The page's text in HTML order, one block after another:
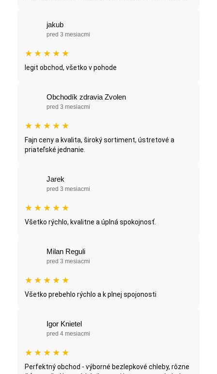
jakub
pred 3 mesiacmi
★ ★ ★ ★ ★
legit obchod, všetko v pohode
Obchodík zdravia Zvolen
pred 3 mesiacmi
★ ★ ★ ★ ★
Fajn ceny a kvalita, široký sortiment, ústretové a
priateľské jednanie.
Jarek
pred 3 mesiacmi
★ ★ ★ ★ ★
Všetko rýchlo, kvalitne a úplná spokojnosť.
Milan Reguli
pred 3 mesiacmi
★ ★ ★ ★ ★
Všetko prebehlo rýchlo a k plnej spojonosti
Igor Knietel
pred 4 mesiacmi
★ ★ ★ ★ ★
Perfektný obchod - výborné bezlepkové chleby, rôzne